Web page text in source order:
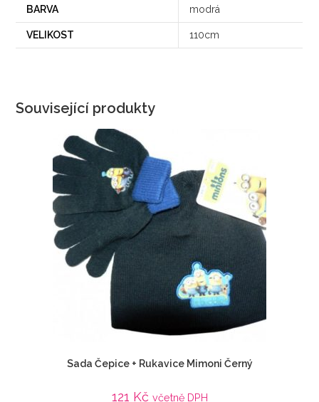
BARVA modrá
VELIKOST 110cm
Související produkty
Sada Čepice + Rukavice Mimoni Černý
121 Kč včetně DPH